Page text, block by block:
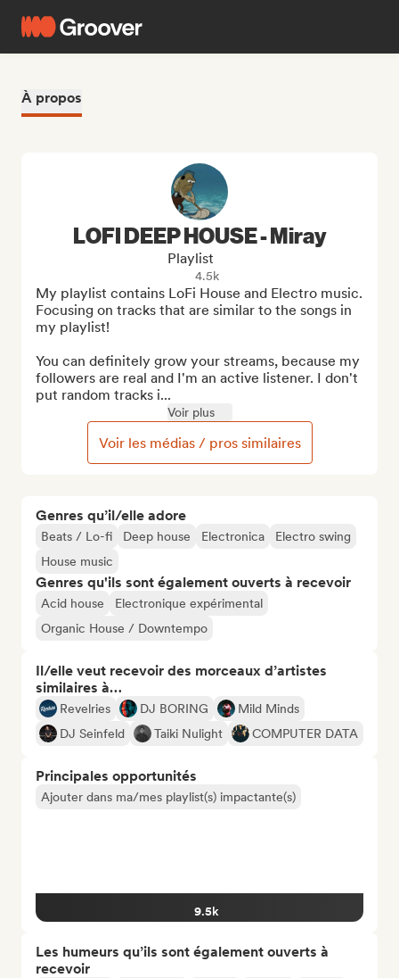
À propos
Genres qu’il/elle adore
Beats / Lo-fi Deep house Electronica
Electro swing
House music
Genres qu'ils sont également ouverts à recevoir
Acid house
Electronique expérimental
Organic House / Downtempo
Il/elle veut recevoir des morceaux d’artistes
similaires à…
Revelries DJ BORING
Mild Minds
DJ Seinfeld
Taiki Nulight COMPUTER DATA
Principales opportunités
Ajouter dans ma/mes playlist(s) impactante(s)
9.5k
Les humeurs qu’ils sont également ouverts à
recevoir
LOFI DEEP HOUSE - Miray
Playlist
4.5k
My playlist contains LoFi House and Electro music.
Focusing on tracks that are similar to the songs in
my playlist!
You can definitely grow your streams, because my
followers are real and I'm an active listener. I don't
put random tracks i...
Voir plus
Voir les médias / pros similaires